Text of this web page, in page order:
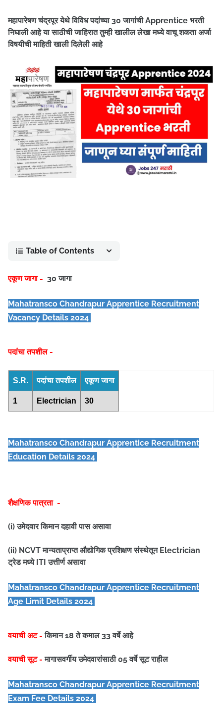
महापारेषण चंद्रपूर येथे विविध पदांच्या 30 जागांची Apprentice भरती
निघाली आहेया साठीची जाहिरात तुम्ही खालील लेखा मध्ये वाचू शकता अर्जा
विषयीची माहिती खाली दिलेली आहे
Table of Contents
एकूण जागा - 30 जागा
Mahatransco Chandrapur Apprentice Recruitment
Vacancy Details 2024
पदांचा तपशील -
S.R. पदांचा तपशील एकूण जागा
1 Electrician 30
Mahatransco Chandrapur Apprentice Recruitment
Education Details 2024
शैक्षणिक पात्रता -
(i) उमेदवार किमान दहावी पास असावा
(ii) NCVT मान्यताप्राप्त औद्योगिक प्रशिक्षण संस्थेतून Electrician
ट्रेड मध्ये ITI उत्तीर्ण असावा
Mahatransco Chandrapur Apprentice Recruitment
Age Limit Details 2024
वयाची अट - किमान 18 ते कमाल 33 वर्षे आहे
वयाची सूट - मागासवर्गीय उमेदवारांसाठी 05 वर्षे सूट राहील
Mahatransco Chandrapur Apprentice Recruitment
Exam Fee Details 2024